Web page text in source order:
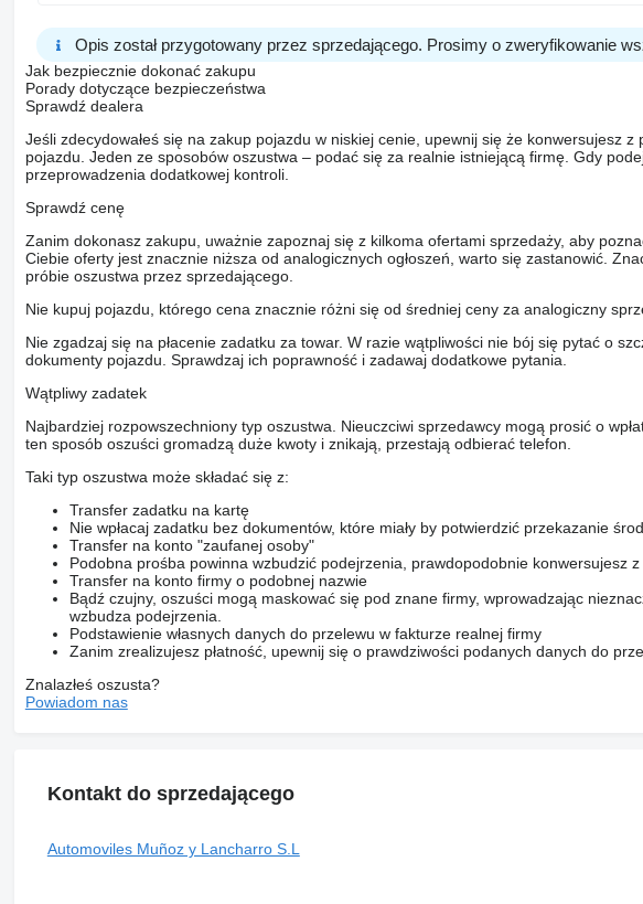
Opis został przygotowany przez sprzedającego. Prosimy o zweryfikowanie
Jak bezpiecznie dokonać zakupu
Porady dotyczące bezpieczeństwa
Sprawdź dealera
Jeśli zdecydowałeś się na zakup pojazdu w niskiej cenie, upewnij się że konwersujesz
pojazdu. Jeden ze sposobów oszustwa – podać się za realnie istniejącą firmę. Gdy
przeprowadzenia dodatkowej kontroli.
Sprawdź cenę
Zanim dokonasz zakupu, uważnie zapoznaj się z kilkoma ofertami sprzedaży, aby
Ciebie oferty jest znacznie niższa od analogicznych ogłoszeń, warto się zastanowić.
próbie oszustwa przez sprzedającego.
Nie kupuj pojazdu, którego cena znacznie różni się od średniej ceny za analogiczny
Nie zgadzaj się na płacenie zadatku za towar. W razie wątpliwości nie bój się pytać o
dokumenty pojazdu. Sprawdzaj ich poprawność i zadawaj dodatkowe pytania.
Wątpliwy zadatek
Najbardziej rozpowszechniony typ oszustwa. Nieuczciwi sprzedawcy mogą prosić o
ten sposób oszuści gromadzą duże kwoty i znikają, przestają odbierać telefon.
Taki typ oszustwa może składać się z:
Transfer zadatku na kartę
Nie wpłacaj zadatku bez dokumentów, które miały by potwierdzić przekazanie
Transfer na konto "zaufanej osoby"
Podobna prośba powinna wzbudzić podejrzenia, prawdopodobnie konwersujesz z
Transfer na konto firmy o podobnej nazwie
Bądź czujny, oszuści mogą maskować się pod znane firmy, wprowadzając
wzbudza podejrzenia.
Podstawienie własnych danych do przelewu w fakturze realnej firmy
Zanim zrealizujesz płatność, upewnij się o prawdziwości podanych danych do
Znalazłeś oszusta?
Powiadom nas
Kontakt do sprzedającego
Automoviles Muñoz y Lancharro S.L